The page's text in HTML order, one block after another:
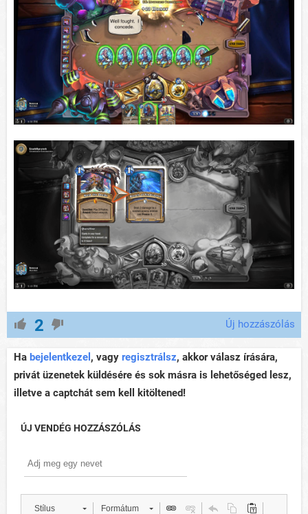
2 Új hozzászólás
Ha bejelentkezel , vagy regisztrálsz, akkor válasz írására,
privát üzenetek küldésére és sok másra is lehetőséged lesz,
illetve a captchát sem kell kitöltened!
ÚJ VENDÉG HOZZÁSZÓLÁS
Stílus Formátum